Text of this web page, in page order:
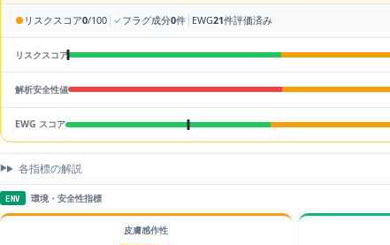
● リスクスコア0/100 | ✓フラグ成分0件 | EWG21件評価済み
リスクスコア
解析安全性値
EWG スコア
各指標の解説
ENV 環境・安全性指標
皮膚感作性